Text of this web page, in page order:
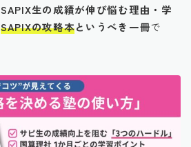
SAPIX生の成績が伸び悩む理由・学
SAPIXの攻略本というべき一冊で